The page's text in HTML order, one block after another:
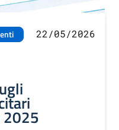
22/05/2026
2025